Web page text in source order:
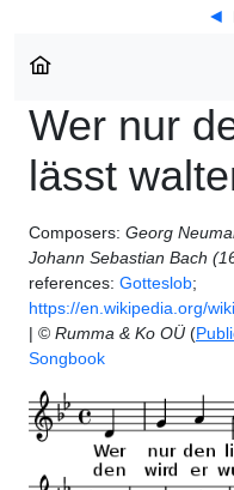
◄
Wer nur
lässt
Composers: Georg
Johann Sebastian Bach
references: Gotteslob;
https://en.wikipedia.org/
| © Rumma & Ko OÜ (
Songbook